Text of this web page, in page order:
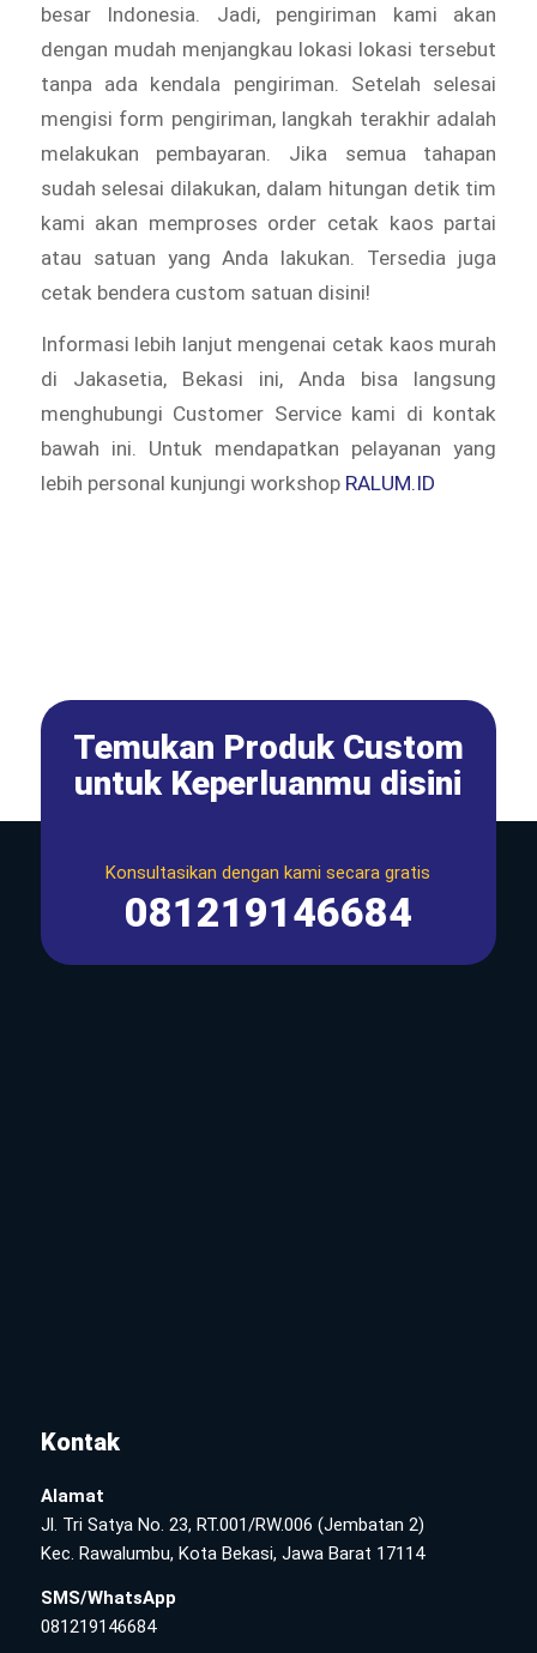
besar Indonesia. Jadi, pengiriman kami akan
dengan mudah menjangkau lokasi lokasi tersebut
tanpa ada kendala pengiriman. Setelah selesai
mengisi form pengiriman, langkah terakhir adalah
melakukan pembayaran. Jika semua tahapan
sudah selesai dilakukan, dalam hitungan detik tim
kami akan memproses order cetak kaos partai
atau satuan yang Anda lakukan. Tersedia juga
cetak bendera custom satuan disini!
Informasi lebih lanjut mengenai cetak kaos murah
di Jakasetia, Bekasi ini, Anda bisa langsung
menghubungi Customer Service kami di kontak
bawah ini. Untuk mendapatkan pelayanan yang
lebih personal kunjungi workshop RALUM.ID
Temukan Produk Custom
untuk Keperluanmu disini
Konsultasikan dengan kami secara gratis
081219146684
Kontak
Alamat
Jl. Tri Satya No. 23, RT.001/RW.006 (Jembatan 2)
Kec. Rawalumbu, Kota Bekasi, Jawa Barat 17114
SMS/WhatsApp
081219146684